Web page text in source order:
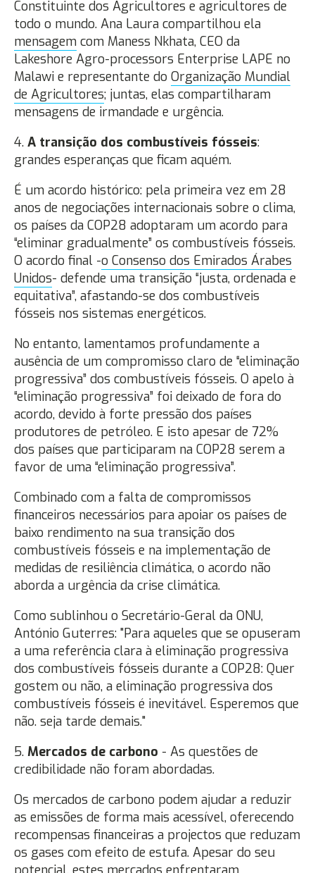
Constituinte dos Agricultores e agricultores de
todo o mundo. Ana Laura compartilhou ela
mensagem com Maness Nkhata, CEO da
Lakeshore Agro-processors Enterprise LAPE no
Malawi e representante do Organização Mundial
de Agricultores; juntas, elas compartilharam
mensagens de irmandade e urgência.
4. A transição dos combustíveis fósseis:
grandes esperanças que ficam aquém.
É um acordo histórico: pela primeira vez em 28
anos de negociações internacionais sobre o clima,
os países da COP28 adoptaram um acordo para
“eliminar gradualmente” os combustíveis fósseis.
O acordo final -o Consenso dos Emirados Árabes
Unidos- defende uma transição “justa, ordenada e
equitativa”, afastando-se dos combustíveis
fósseis nos sistemas energéticos.
No entanto, lamentamos profundamente a
ausência de um compromisso claro de “eliminação
progressiva” dos combustíveis fósseis. O apelo à
“eliminação progressiva” foi deixado de fora do
acordo, devido à forte pressão dos países
produtores de petróleo. E isto apesar de 72%
dos países que participaram na COP28 serem a
favor de uma “eliminação progressiva”.
Combinado com a falta de compromissos
financeiros necessários para apoiar os países de
baixo rendimento na sua transição dos
combustíveis fósseis e na implementação de
medidas de resiliência climática, o acordo não
aborda a urgência da crise climática.
Como sublinhou o Secretário-Geral da ONU,
António Guterres: "Para aqueles que se opuseram
a uma referência clara à eliminação progressiva
dos combustíveis fósseis durante a COP28: Quer
gostem ou não, a eliminação progressiva dos
combustíveis fósseis é inevitável. Esperemos que
não. seja tarde demais."
5. Mercados de carbono - As questões de
credibilidade não foram abordadas.
Os mercados de carbono podem ajudar a reduzir
as emissões de forma mais acessível, oferecendo
recompensas financeiras a projectos que reduzam
os gases com efeito de estufa. Apesar do seu